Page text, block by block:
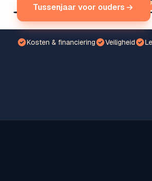
Tussenjaar voor ouders
Kosten & financiering Veiligheid